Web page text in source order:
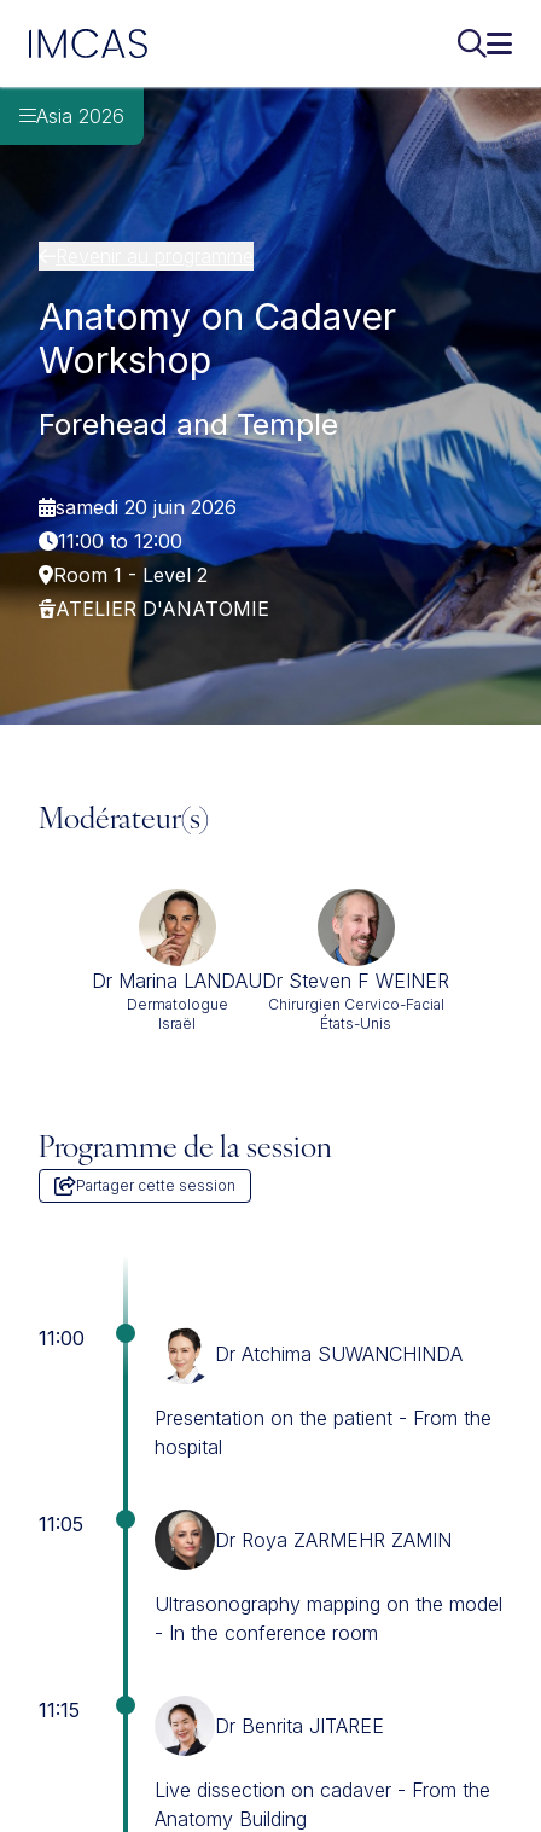
Aller au contenu principal
IMCAS
Asia 2026
Anatomy on Cadaver
Workshop
Forehead and Temple
samedi 20 juin 2026
11:00 to 12:00
Room 1 - Level 2
ATELIER D'ANATOMIE
Modérateur(s)
Dr Marina LANDAU
Dermatologue
Israël
Dr Steven F WEINER
Chirurgien Cervico-Facial
États-Unis
Programme de la session
Partager cette session
11:00
Dr Atchima SUWANCHINDA
Presentation on the patient - From the
hospital
11:05
Dr Roya ZARMEHR ZAMIN
Ultrasonography mapping on the model
- In the conference room
11:15
Dr Benrita JITAREE
Live dissection on cadaver - From the
Anatomy Building